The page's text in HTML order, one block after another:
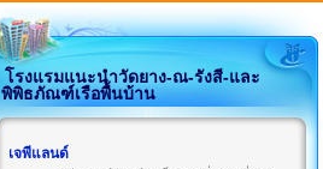
โรงแรมแนะนำวัดยาง-ณ-รังสี-และ
พิพิธภัณฑ์เรือพื้นบ้าน
เจพีแลนด์